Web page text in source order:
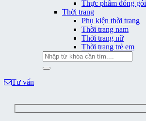
Thực phẩm đóng gói
Thời trang
Phụ kiện thời trang
Thời trang nam
Thời trang nữ
Thời trang trẻ em
Tìm
kiếm:
Tư vấn